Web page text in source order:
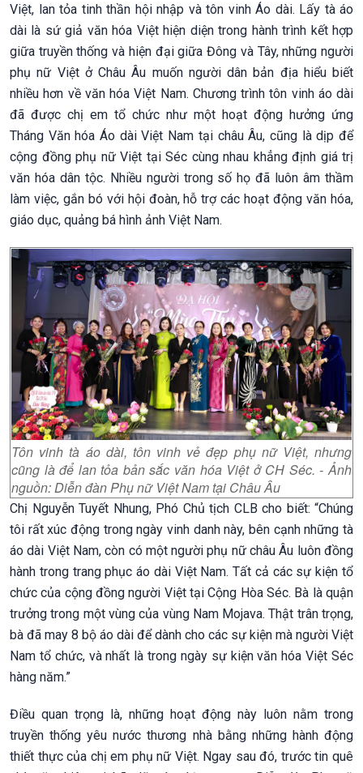
Việt, lan tỏa tinh thần hội nhập và tôn vinh Áo dài. Lấy tà áo
dài là sứ giả văn hóa Việt hiện diện trong hành trình kết hợp
giữa truyền thống và hiện đại giữa Đông và Tây, những người
phụ nữ Việt ở Châu Âu muốn người dân bản địa hiểu biết
nhiều hơn về văn hóa Việt Nam. Chương trình tôn vinh áo dài
đã được chị em tổ chức như một hoạt động hưởng ứng
Tháng Văn hóa Áo dài Việt Nam tại châu Âu, cũng là dịp để
cộng đồng phụ nữ Việt tại Séc cùng nhau khẳng định giá trị
văn hóa dân tộc. Nhiều người trong số họ đã luôn âm thầm
làm việc, gắn bó với hội đoàn, hỗ trợ các hoạt động văn hóa,
giáo dục, quảng bá hình ảnh Việt Nam.
Tôn vinh tà áo dài, tôn vinh vẻ đẹp phụ nữ Việt, nhưng
cũng là để lan tỏa bản sắc văn hóa Việt ở CH Séc. - Ảnh
nguồn: Diễn đàn Phụ nữ Việt Nam tại Châu Âu
Chị Nguyễn Tuyết Nhung, Phó Chủ tịch CLB cho biết: “Chúng
tôi rất xúc động trong ngày vinh danh này, bên cạnh những tà
áo dài Việt Nam, còn có một người phụ nữ châu Âu luôn đồng
hành trong trang phục áo dài Việt Nam. Tất cả các sự kiện tổ
chức của cộng đồng người Việt tại Cộng Hòa Séc. Bà là quận
trưởng trong một vùng của vùng Nam Mojava. Thật trân trọng,
bà đã may 8 bộ áo dài để dành cho các sự kiện mà người Việt
Nam tổ chức, và nhất là trong ngày sự kiện văn hóa Việt Séc
hàng năm.”
Điều quan trọng là, những hoạt động này luôn nằm trong
truyền thống yêu nước thương nhà bằng những hành động
thiết thực của chị em phụ nữ Việt. Ngay sau đó, trước tin quê